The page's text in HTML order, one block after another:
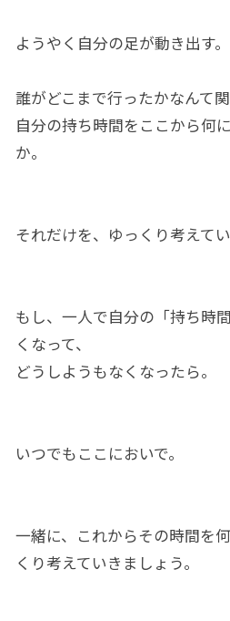
ようやく自分の足が動き出す。
誰がどこまで行ったかなんて関
自分の持ち時間をここから何
か。
それだけを、ゆっくり考えてい
もし、一人で自分の「持ち時
くなって、
どうしようもなくなったら。
いつでもここにおいで。
一緒に、これからその時間を
くり考えていきましょう。